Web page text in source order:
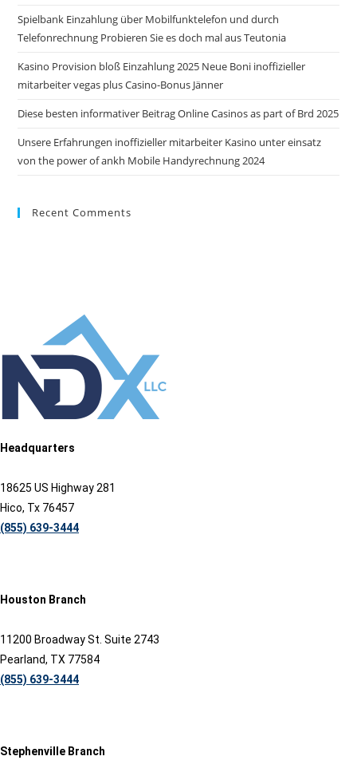
Spielbank Einzahlung über Mobilfunktelefon und durch
Telefonrechnung Probieren Sie es doch mal aus Teutonia
Kasino Provision bloß Einzahlung 2025 Neue Boni inoffizieller
mitarbeiter vegas plus Casino-Bonus Jänner
Diese besten informativer Beitrag Online Casinos as part of Brd 2025
Unsere Erfahrungen inoffizieller mitarbeiter Kasino unter einsatz
von the power of ankh Mobile Handyrechnung 2024
Recent Comments
Headquarters
18625 US Highway 281
Hico, Tx 76457
(855) 639-3444
Houston Branch
11200 Broadway St. Suite 2743
Pearland, TX 77584
(855) 639-3444
Stephenville Branch